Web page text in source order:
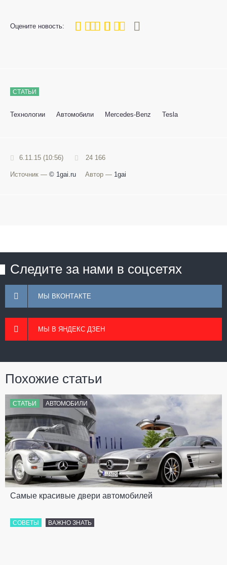
Оцените новость:
80
1 3 4 5
СТАТЬИ
Технологии Автомобили Mercedes-Benz Tesla
6.11.15 (10:56) 24 166
Источник — © 1gai.ru Автор — 1gai
Следите за нами в соцсетях
МЫ ВКОНТАКТЕ
МЫ В ЯНДЕКС ДЗЕН
Похожие статьи
СТАТЬИ АВТОМОБИЛИ
Самые красивые двери автомобилей
СОВЕТЫ ВАЖНО ЗНАТЬ